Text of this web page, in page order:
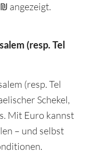
angezeigt.
(resp. Tel
(resp. Tel
Schekel,
Mit Euro kannst
– und selbst